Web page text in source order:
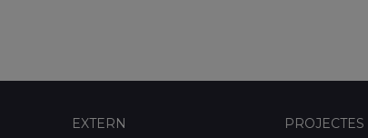
EXTERN
PROJECTES